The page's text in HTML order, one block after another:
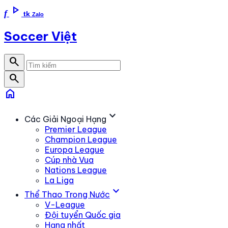
f play_arrow tk Zalo
Soccer Việt
search
search
home
Các Giải Ngoại Hạng expand_more
Premier League
Champion League
Europa League
Cúp nhà Vua
Nations League
La Liga
Thể Thao Trong Nước expand_more
V-League
Đội tuyển Quốc gia
Hạng nhất